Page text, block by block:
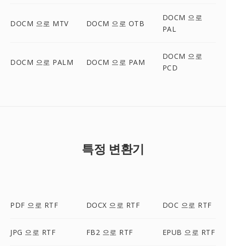
DOCM 으로 MTV DOCM 으로 OTB
DOCM 으로
PAL
DOCM 으로 PALM DOCM 으로 PAM
DOCM 으로
PCD
특정 변환기
PDF 으로 RTF DOCX 으로 RTF DOC 으로 RTF
JPG 으로 RTF FB2 으로 RTF EPUB 으로 RTF